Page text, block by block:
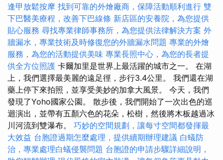
逢甲放鬆按摩 找到可靠的外燴廠商，保障活動順利進行 雙
下巴醫美療程，改善下巴線條 新店區的安養院，為您提供
貼心服務 尋找專業律師事務所，為您提供法律解決方案 外
牆漏水，專業技術及時修復您的外牆漏水問題 專業的外燴
服務，為您的活動提供美味 專業長照中心，為您的長者提
供全方位照護 卡爾加里是世界上最活躍的城市之一。 在湖
上，我們選擇最美麗的遠足徑，步行3.4公里。 我們還在湖
藥上停下來拍照，並享受美妙的加拿大風景。 今天，我們
發現了Yoho國家公園。 散步後，我們開始了一次出色的巡
迴演出，並帶有五顏六色的花朵，松樹，然後將木板越過冰
川河流到雙瀑布。 巧妙的空間規劃，讓每寸空間都發揮最
大效益 台胞證過期怎麼處理，提供續期辦理建議 白蟻防
治，專業處理白蟻侵襲問題 台胞證的申請步驟詳細說明，